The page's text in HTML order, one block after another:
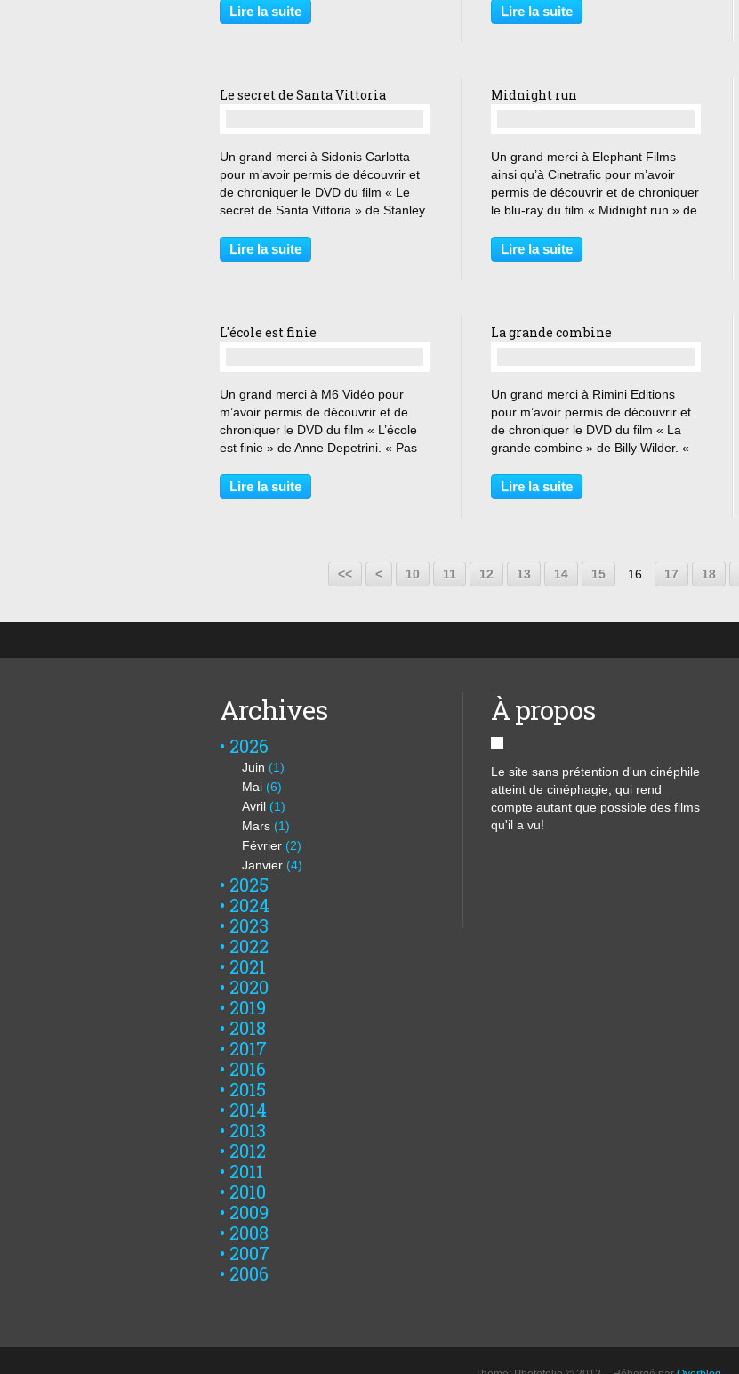
chiant » Rose et Alice sont deux
sœurs très différentes. Rose est
Lire la suite
de promo en bus ? On n’est pas en
Afghanistan ! » Lorsque trois parents
Lire la suite
Le secret de Santa Vittoria
Un grand merci à Sidonis Carlotta
pour m’avoir permis de découvrir et
de chroniquer le DVD du film « Le
secret de Santa Vittoria » de Stanley
maison où le coq est silencieux et où
seule la poule se fait entendre »...
Lire la suite
Midnight run
Un grand merci à Elephant Films
ainsi qu’à Cinetrafic pour m’avoir
permis de découvrir et de chroniquer
le blu-ray du film « Midnight run » de
depuis à peine cinq minutes et déjà
je vous déteste » Jack Walsh, flic
Lire la suite
L'école est finie
Un grand merci à M6 Vidéo pour
m’avoir permis de découvrir et de
chroniquer le DVD du film « L’école
est finie » de Anne Depetrini. « Pas
conjoint ? Alors zou : en Picardie ! »
Agathe Langlois, parisienne jusqu’au
Lire la suite
La grande combine
Un grand merci à Rimini Editions
pour m’avoir permis de découvrir et
de chroniquer le DVD du film « La
grande combine » de Billy Wilder. «
à fait un médecin, c’est un
vétérinaire. Mais en fait, il est
Lire la suite
<< < 10 11 12 13 14 15 16 17 18
Archives
2026
Juin (1)
Mai (6)
Avril (1)
Mars (1)
Février (2)
Janvier (4)
2025
2024
2023
2022
2021
2020
2019
2018
2017
2016
2015
2014
2013
2012
2011
2010
2009
2008
2007
2006
À propos
Le site sans prétention d'un cinéphile
atteint de cinéphagie, qui rend
compte autant que possible des films
qu'il a vu!